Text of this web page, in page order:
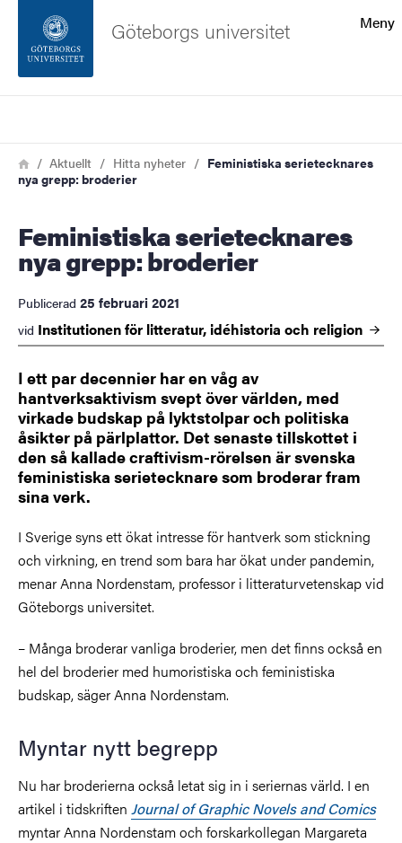
Sidfoten
Om webbplatsen
Meny
Göteborgs universitet
Länkstig
HemAktuellt Hitta nyheter
Feministiska serietecknares
nya grepp: broderier
Feministiska serietecknares
nya grepp: broderier
Publicerad 25 februari 2021
vid Institutionen för litteratur, idéhistoria och religion
I ett par decennier har en våg av
hantverksaktivism svept över världen, med
virkade budskap på lyktstolpar och politiska
åsikter på pärlplattor. Det senaste tillskottet i
den så kallade craftivism-rörelsen är svenska
feministiska serietecknare som broderar fram
sina verk.
I Sverige syns ett ökat intresse för hantverk som stickning
och virkning, en trend som bara har ökat under pandemin,
menar Anna Nordenstam, professor i litteraturvetenskap vid
Göteborgs universitet.
– Många broderar vanliga broderier, men det finns också en
hel del broderier med humoristiska och feministiska
budskap, säger Anna Nordenstam.
Myntar nytt begrepp
Nu har broderierna också letat sig in i seriernas värld. I en
artikel i tidskriften Journal of Graphic Novels and Comics
myntar Anna Nordenstam och forskarkollegan Margareta